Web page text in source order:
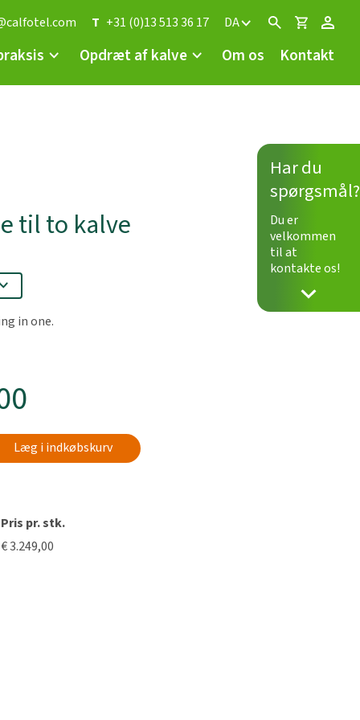
T +31 (0)13 513 36 17 DA
Opdræt af kalve Om os Kontakt
Har du
spørgsmål?
Du er
velkommen
til at
kontakte os!
til to kalve
in one.
Læg i indkøbskurv
Pris pr. stk.
€ 3.249,00